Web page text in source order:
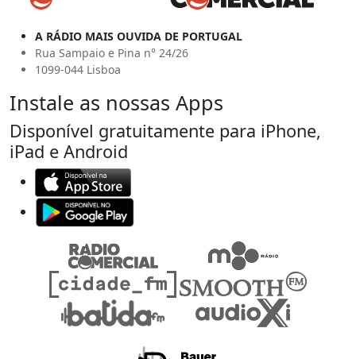
A RÁDIO MAIS OUVIDA DE PORTUGAL
Rua Sampaio e Pina n° 24/26
1099-044 Lisboa
Instale as nossas Apps
Disponível gratuitamente para iPhone,
iPad e Android